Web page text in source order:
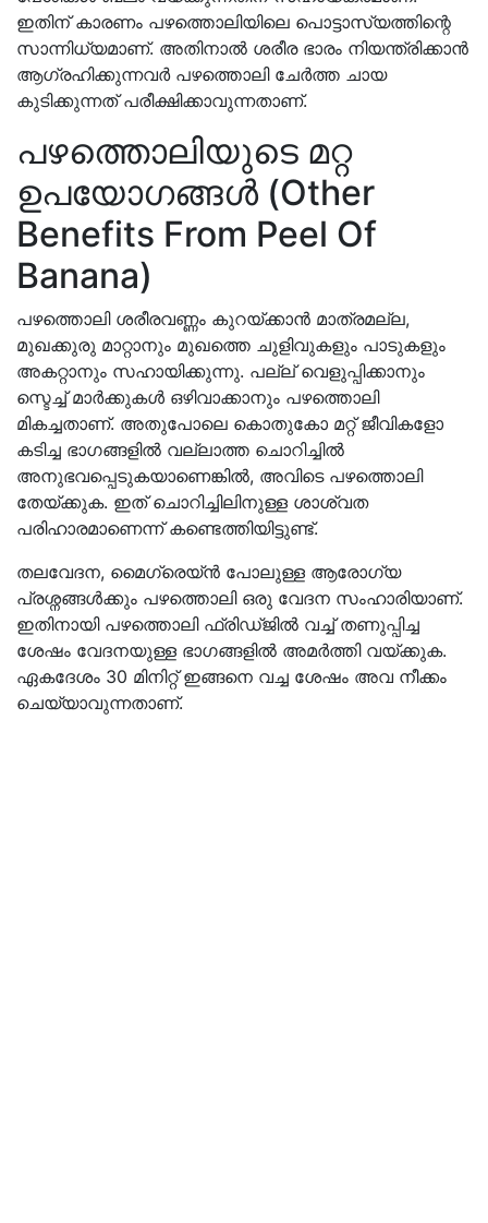
ഇതിന് കാരണം പഴത്തൊലിയിലെ പൊട്ടാസ്യത്തിന്റെ
സാന്നിധ്യമാണ്. അതിനാൽ ശരീര ഭാരം നിയന്ത്രിക്കാൻ
ആഗ്രഹിക്കുന്നവർ പഴത്തൊലി ചേർത്ത ചായ
കുടിക്കുന്നത് പരീക്ഷിക്കാവുന്നതാണ്.
പഴത്തൊലിയുടെ മറ്റ
ഉപയോഗങ്ങൾ (Other
Benefits From Peel Of
Banana)
പഴത്തൊലി ശരീരവണ്ണം കുറയ്ക്കാൻ മാത്രമല്ല,
മുഖക്കുരു മാറ്റാനും മുഖത്തെ ചുളിവുകളും പാടുകളും
അകറ്റാനും സഹായിക്കുന്നു. പല്ല് വെളുപ്പിക്കാനും
സ്ടെച്ച് മാർക്കുകൾ ഒഴിവാക്കാനും പഴത്തൊലി
മികച്ചതാണ്. അതുപോലെ കൊതുകോ മറ്റ് ജീവികളോ
കടിച്ച ഭാഗങ്ങളിൽ വല്ലാത്ത ചൊറിച്ചിൽ
അനുഭവപ്പെടുകയാണെങ്കിൽ, അവിടെ പഴത്തൊലി
തേയ്ക്കുക. ഇത് ചൊറിച്ചിലിനുള്ള ശാശ്വത
പരിഹാരമാണെന്ന് കണ്ടെത്തിയിട്ടുണ്ട്.
തലവേദന, മൈഗ്രെയ്ൻ പോലുള്ള ആരോഗ്യ
പ്രശ്നങ്ങൾക്കും പഴത്തൊലി ഒരു വേദന സംഹാരിയാണ്.
ഇതിനായി പഴത്തൊലി ഫ്രിഡ്‌ജിൽ വച്ച് തണുപ്പിച്ച
ശേഷം വേദനയുള്ള ഭാഗങ്ങളിൽ അമര്‍ത്തി വയ്ക്കുക.
ഏകദേശം 30 മിനിറ്റ് ഇങ്ങനെ വച്ച ശേഷം അവ നീക്കം
ചെയ്യാവുന്നതാണ്.